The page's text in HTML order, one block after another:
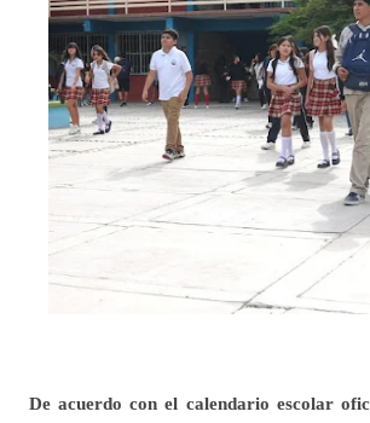
De acuerdo con el calendario escolar